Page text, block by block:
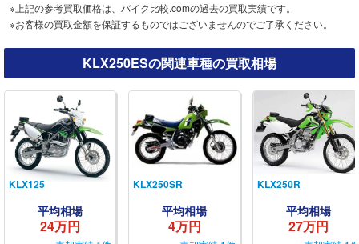
※上記の参考買取価格は、バイク比較.comの過去の買取実績です。
※お客様の買取金額を保証するものではございませんのでご了承ください。
KLX250ESの関連車種の買取相場
KLX125
平均相場
24万円
KLX250SR
平均相場
4万円
KLX250R
平均相場
27万円